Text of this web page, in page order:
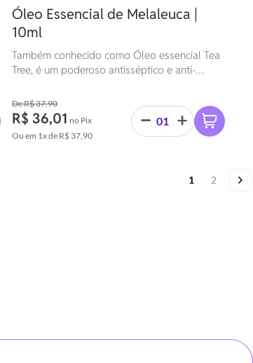
Óleo Essencial de Melaleuca |
10ml
Também conhecido como Óleo essencial Tea
Tree, é um poderoso antisséptico e anti-
de pele, como acne e caspa, além de ajudar a
fortalecer o sistema imunológico.
R$ 37,90
R$ 36,01 no Pix
Ou em 1xde R$ 37,90
Página
Você esta
1 Página
2